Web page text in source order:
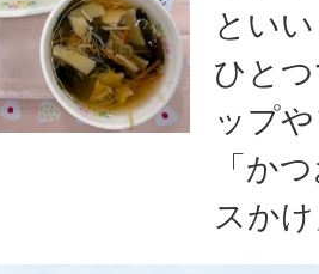
とい
ひと
ップ
「か
スか